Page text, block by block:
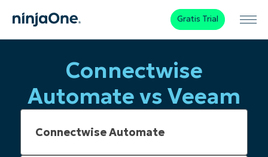
Gratis Trial
Connectwise
Automate vs Veeam